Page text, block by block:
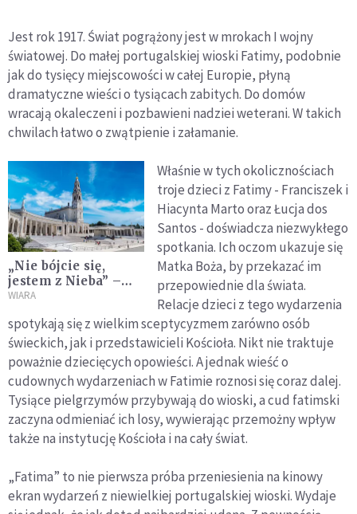
Jest rok 1917. Świat pogrążony jest w mrokach I wojny
światowej. Do małej portugalskiej wioski Fatimy, podobnie
jak do tysięcy miejscowości w całej Europie, płyną
dramatyczne wieści o tysiącach zabitych. Do domów
wracają okaleczeni i pozbawieni nadziei weterani. W takich
chwilach łatwo o zwątpienie i załamanie.
„Nie bójcie się,
jestem z Nieba” –
objawienia
WIARA
Właśnie w tych okolicznościach
troje dzieci z Fatimy - Franciszek i
Hiacynta Marto oraz Łucja dos
Santos - doświadcza niezwykłego
spotkania. Ich oczom ukazuje się
Matka Boża, by przekazać im
przepowiednie dla świata.
Relacje dzieci z tego wydarzenia
spotykają się z wielkim sceptycyzmem zarówno osób
świeckich, jak i przedstawicieli Kościoła. Nikt nie traktuje
poważnie dziecięcych opowieści. A jednak wieść o
cudownych wydarzeniach w Fatimie roznosi się coraz dalej.
Tysiące pielgrzymów przybywają do wioski, a cud fatimski
zaczyna odmieniać ich losy, wywierając przemożny wpływ
także na instytucję Kościoła i na cały świat.
„Fatima” to nie pierwsza próba przeniesienia na kinowy
ekran wydarzeń z niewielkiej portugalskiej wioski. Wydaje